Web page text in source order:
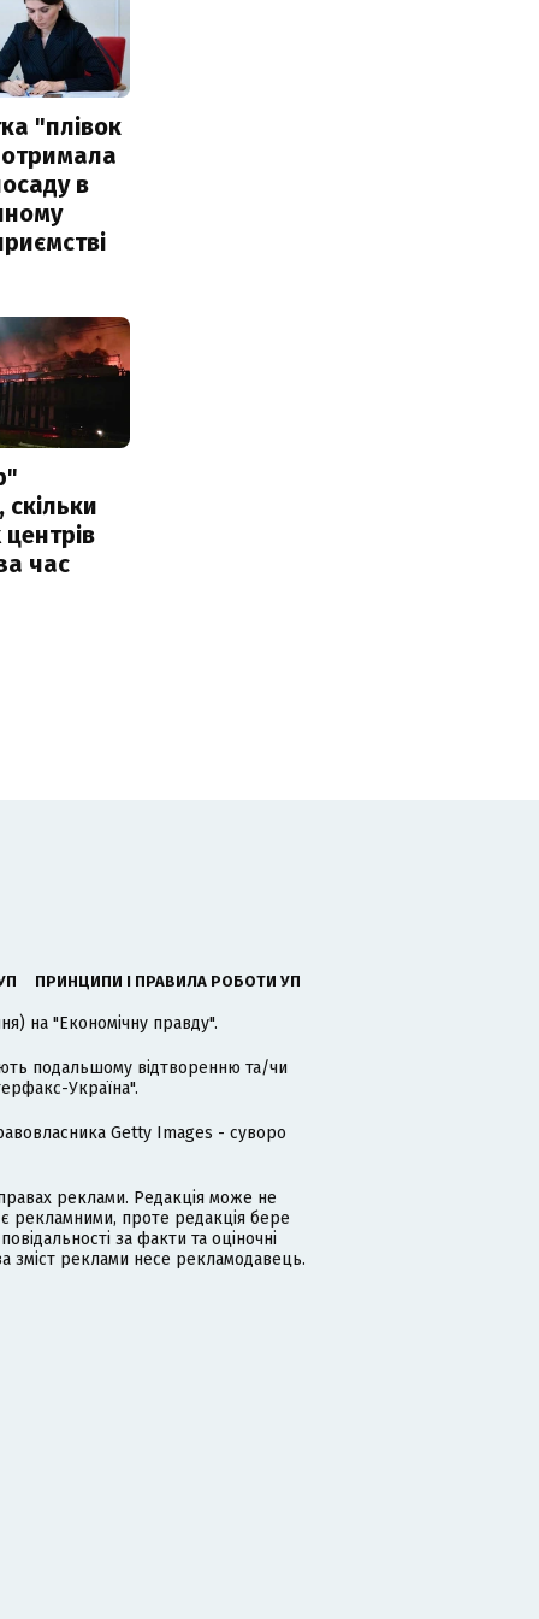
"плівок
в
скільки
час
ПРИНЦИПИ І ПРАВИЛА РОБОТИ УП
на "Економічну правду".
подальшому відтворенню та/чи
Україна".
Getty Images - суворо
реклами. Редакція може не
рекламними, проте редакція бере
за факти та оціночні
зміст реклами несе рекламодавець.